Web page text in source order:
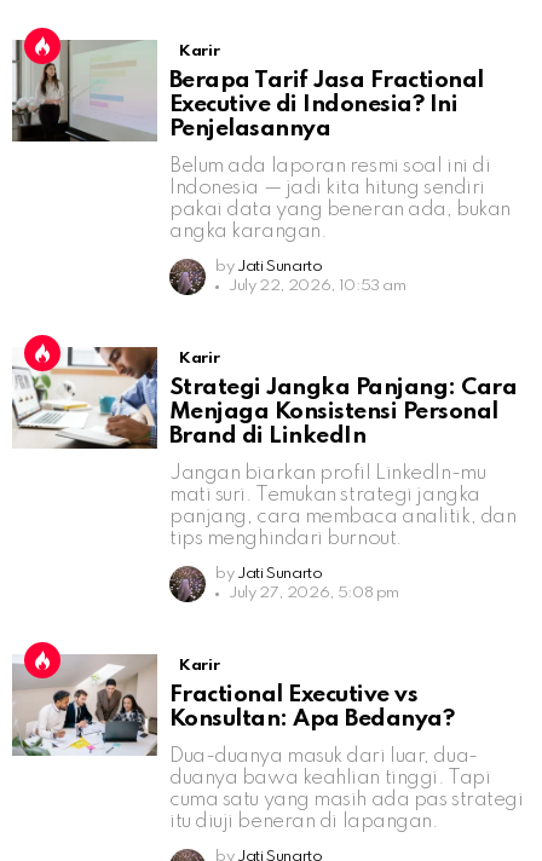
Karir
Berapa Tarif Jasa Fractional
Executive di Indonesia? Ini
Penjelasannya
Belum ada laporan resmi soal ini di
Indonesia — jadi kita hitung sendiri
pakai data yang beneran ada, bukan
angka karangan.
by Jati Sunarto
July 22, 2026, 10:53 am
Karir
Strategi Jangka Panjang: Cara
Menjaga Konsistensi Personal
Brand di LinkedIn
Jangan biarkan profil LinkedIn-mu
mati suri. Temukan strategi jangka
panjang, cara membaca analitik, dan
tips menghindari burnout.
by Jati Sunarto
July 27, 2026, 5:08 pm
Karir
Fractional Executive vs
Konsultan: Apa Bedanya?
Dua-duanya masuk dari luar, dua-
duanya bawa keahlian tinggi. Tapi
cuma satu yang masih ada pas strategi
itu diuji beneran di lapangan.
by Jati Sunarto